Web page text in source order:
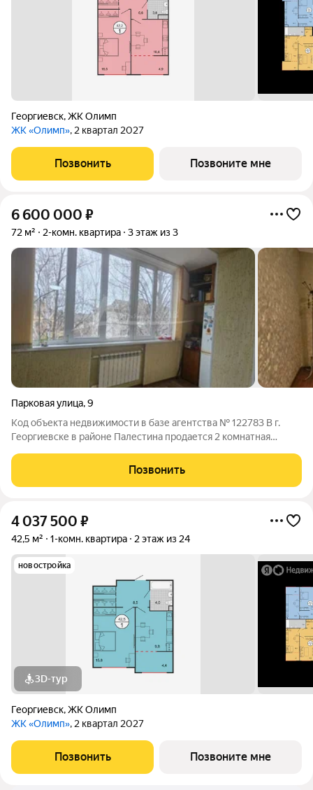
Георгиевск,ЖК Олимп
ЖК «Олимп», 2 квартал 2027
Позвонить Позвоните мне
6 600 000 ₽
72 м² 2-комн. квартира 3 этаж из 3
Парковая улица,9
Код объекта недвижимости в базе агентства № 122783 В г.
Георгиевске в районе Палестина продается 2 комнатная
косметический ремонт, особых вложений не требуется. В
наличии 2 лоджии, одна объединена
Позвонить
4 037 500 ₽
42,5 м² 1-комн. квартира 2 этаж из 24
новостройка
3D-тур
Георгиевск,ЖК Олимп
ЖК «Олимп», 2 квартал 2027
Позвонить Позвоните мне